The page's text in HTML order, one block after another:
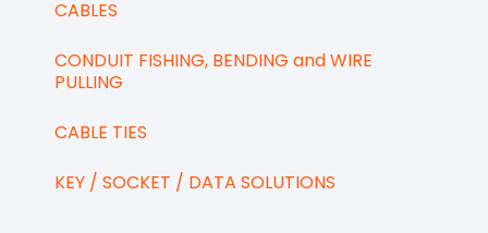
CABLES
CONDUIT FISHING, BENDING and WIRE
PULLING
CABLE TIES
KEY / SOCKET / DATA SOLUTIONS